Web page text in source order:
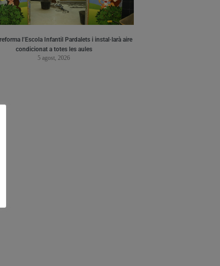
l’Escola Infantil Pardalets i instal·larà aire
condicionat a totes les aules
5 agost, 2026